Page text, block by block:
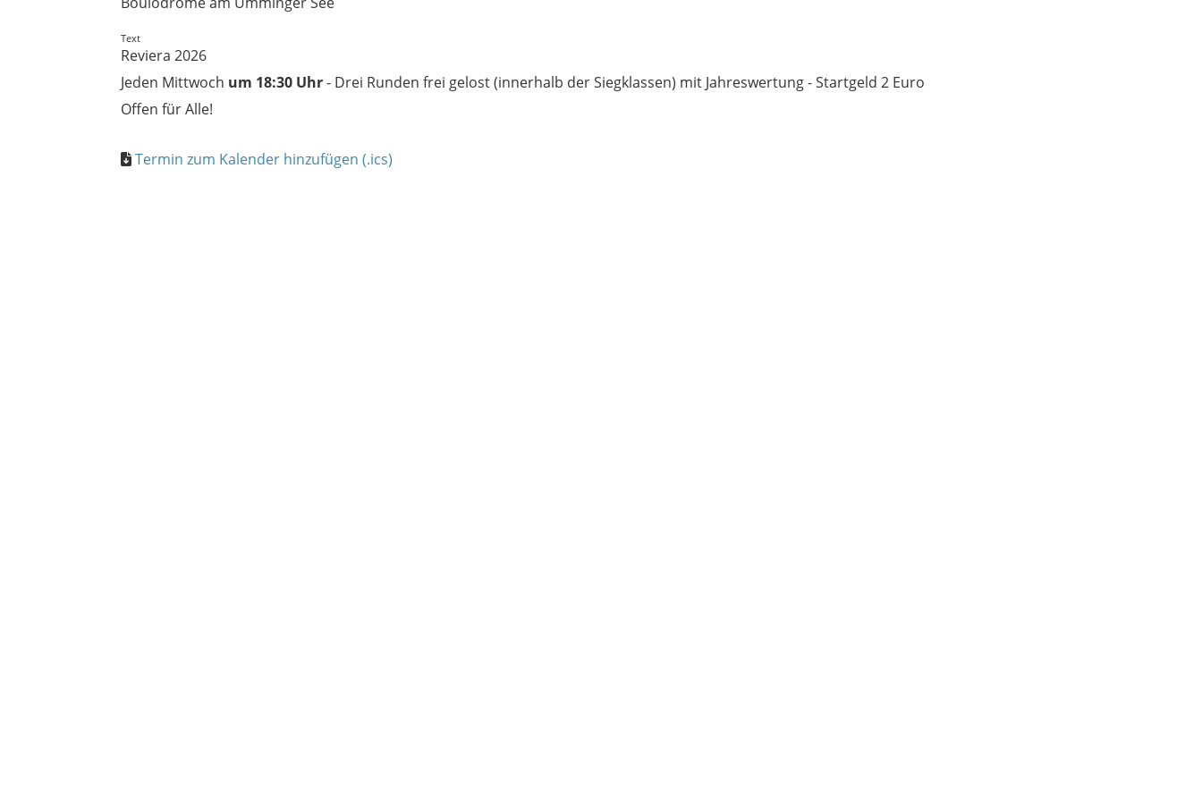
Text
Reviera 2026
Jeden Mittwoch um 18:30 Uhr- Drei Runden frei gelost (innerhalb der Siegklassen) mit Jahreswertung - Startgeld 2 Euro
Offen für Alle!
Termin zum Kalender hinzufügen (.ics)